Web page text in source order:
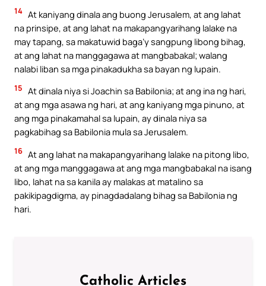
14 At kaniyang dinala ang buong Jerusalem, at ang lahat
na prinsipe, at ang lahat na makapangyarihang lalake na
may tapang, sa makatuwid baga’y sangpung libong bihag,
at ang lahat na manggagawa at mangbabakal; walang
nalabi liban sa mga pinakadukha sa bayan ng lupain.
15 At dinala niya si Joachin sa Babilonia; at ang ina ng hari,
at ang mga asawa ng hari, at ang kaniyang mga pinuno, at
ang mga pinakamahal sa lupain, ay dinala niya sa
pagkabihag sa Babilonia mula sa Jerusalem.
16 At ang lahat na makapangyarihang lalake na pitong libo,
at ang mga manggagawa at ang mga mangbabakal na isang
libo, lahat na sa kanila ay malakas at matalino sa
pakikipagdigma, ay pinagdadalang bihag sa Babilonia ng
hari.
Catholic Articles